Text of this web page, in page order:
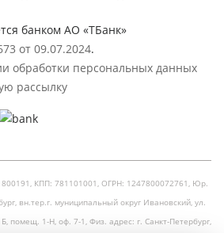
банком АО «ТБанк»
от 09.07.2024.
обработки персональных данных
рассылку
КПП: 781101001, ОГРН: 1247800072761, Юр.
вн.тер.г. муниципальный округ Ивановский, ул.
помещ. 1-Н, оф. 7-1, Физ. адрес: г. Санкт-Петербург,